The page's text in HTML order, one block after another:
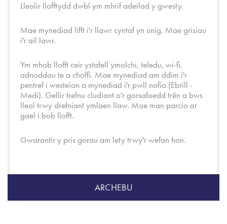
Lleolir llofftydd dwbl ym mhrif adeilad y gwesty.
Mae mynediad lifft i'r llawr cyntaf yn unig. Mae grisiau
i'r ail lawr.
Ym mhob llofft ceir ystafell ymolchi, teledu, wi-fi,
adnoddau te a choffi. Mae mynediad am ddim i'r
pentref i westeion a mynediad i'r pwll nofio (Ebrill -
Medi). Gellir trefnu cludiant o'r gorsafoedd trên a bws
lleol trwy drefniant ymlaen llaw. Mae man parcio ar
gael i bob llofft.
Gwarantir y pris gorau am lety trwy'r wefan hon.
ARCHEBU